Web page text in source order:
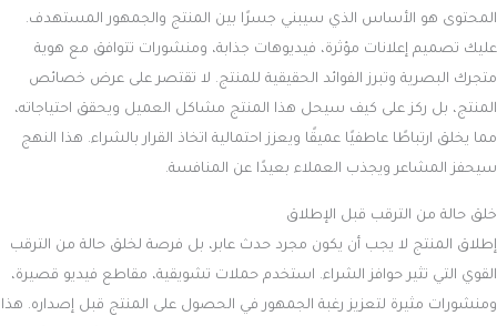
المحتوى هو الأساس الذي سيبني جسرًا بين المنتج والجمهور المستهدف.
عليك تصميم إعلانات مؤثرة، فيديوهات جذابة، ومنشورات تتوافق مع هوية
متجرك البصرية وتبرز الفوائد الحقيقية للمنتج. لا تقتصر على عرض خصائص
المنتج، بل ركز على كيف سيحل هذا المنتج مشاكل العميل ويحقق احتياجاته،
مما يخلق ارتباطًا عاطفيًا عميقًا ويعزز احتمالية اتخاذ القرار بالشراء. هذا النهج
سيحفز المشاعر ويجذب العملاء بعيدًا عن المنافسة.
خلق حالة من الترقب قبل الإطلاق
إطلاق المنتج لا يجب أن يكون مجرد حدث عابر، بل فرصة لخلق حالة من الترقب
القوي التي تثير حوافز الشراء. استخدم حملات تشويقية، مقاطع فيديو قصيرة،
ومنشورات مثيرة لتعزيز رغبة الجمهور في الحصول على المنتج قبل إصداره. هذا